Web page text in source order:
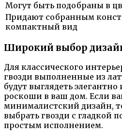
Могут быть подобраны в
Придают собранным
компактный вид
Широкий выбор
Для классического
гвозди выполненные из
будут выглядеть
роскоши в ваш дом. Если
минималистский дизайн,
выбрать гвозди с гладкой
простым исполнением.